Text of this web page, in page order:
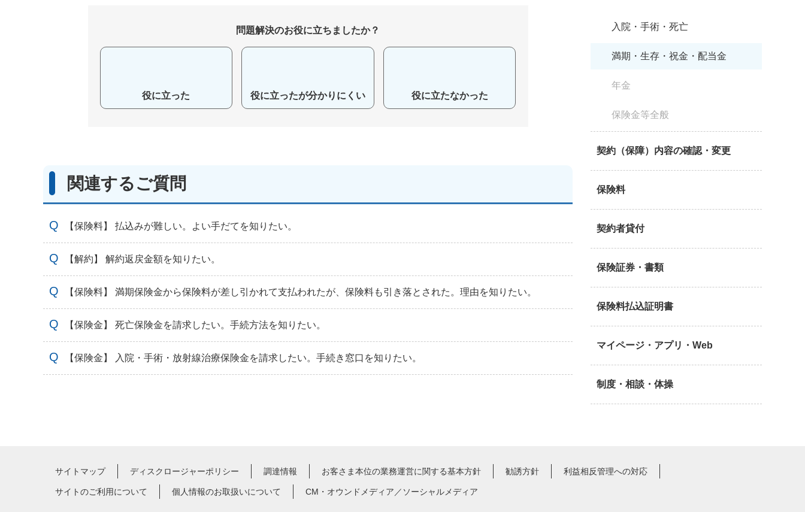
入院・手術・死亡
満期・生存・祝金・配当金
年金
保険金等全般
契約（保障）内容の確認・変更
保険料
契約者貸付
保険証券・書類
保険料払込証明書
マイページ・アプリ・Web
制度・相談・体操
問題解決のお役に立ちましたか？
役に立った 役に立ったが分かりにくい 役に立たなかった
関連するご質問
【保険料】 払込みが難しい。よい手だてを知りたい。
【解約】 解約返戻金額を知りたい。
【保険料】 満期保険金から保険料が差し引かれて支払われたが、保険料も引き落とされた。理由を知りたい。
【保険金】 死亡保険金を請求したい。手続方法を知りたい。
【保険金】 入院・手術・放射線治療保険金を請求したい。手続き窓口を知りたい。
サイトマップ ディスクロージャーポリシー 調達情報 お客さま本位の業務運営に関する基本方針 勧誘方針 利益相反管理への対応
サイトのご利用について 個人情報のお取扱いについて CM・オウンドメディア／ソーシャルメディア